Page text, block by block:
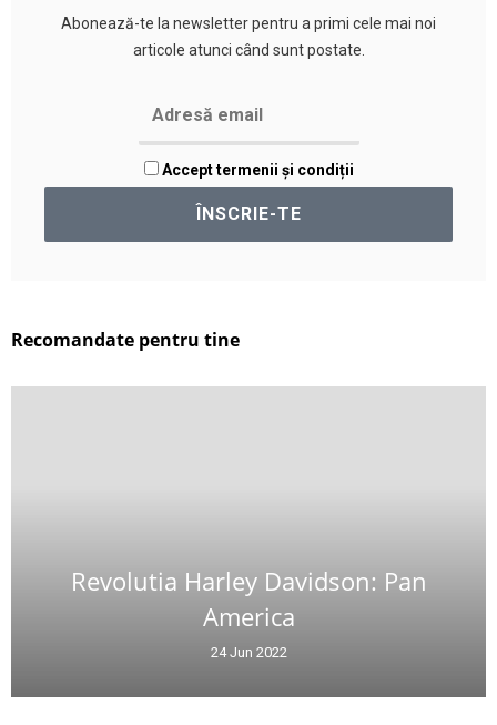
Abonează-te la newsletter pentru a primi cele mai noi
articole atunci când sunt postate.
Accept termenii și condiții
Recomandate pentru tine
Revolutia Harley Davidson: Pan
America
24 Jun 2022